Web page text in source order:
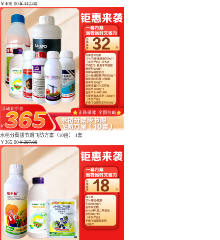
￥406.00￥442.00
水稻分蘖拔节期飞防方案（10亩） 1套
￥365.00￥397.00